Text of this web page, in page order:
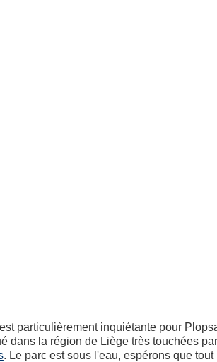
particulièrement inquiétante pour
dans la région de Liège très touchées
. Le parc est sous l'eau, espérons que tout